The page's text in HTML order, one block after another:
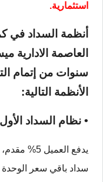
استثمارية.
أنظمة السداد في
العاصمة الادارية
سنوات من إتمام
الأنظمة التالية:
• نظام السداد الأول
سداد باقي سعر الوحدة